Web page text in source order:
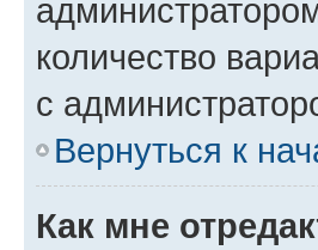
количество
с
Вернуться к
Как мне